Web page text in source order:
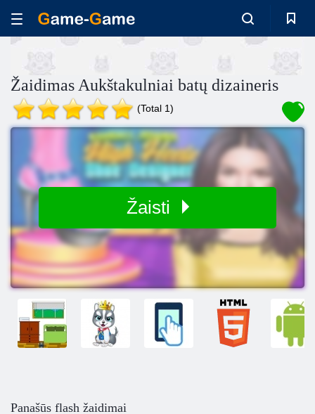
Žaidimas Aukštakulniai batų dizaineris
(Total 1)
Žaisti
Panašūs flash žaidimai